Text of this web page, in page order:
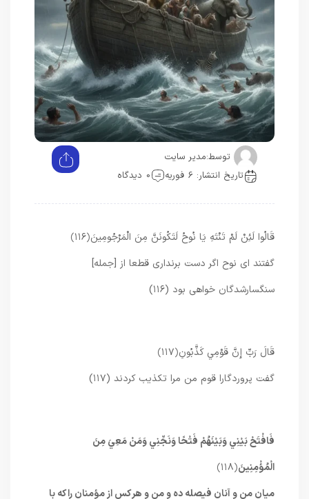
توسط:مدیر سایت
تاریخ انتشار: 6 فوریه
0 دیدگاه
قَالُوا لَئِنْ لَمْ تَنْتَهِ يَا نُوحُ لَتَكُونَنَّ مِنَ الْمَرْجُومِينَ﴿۱۱۶﴾
گفتند اى نوح اگر دست برندارى قطعا از [جمله]
سنگسارشدگان خواهى بود (۱۱۶)
قَالَ رَبِّ إِنَّ قَوْمِي كَذَّبُونِ﴿۱۱۷﴾
گفت پروردگارا قوم من مرا تكذيب كردند (۱۱۷)
فَافْتَحْ بَيْنِي وَبَيْنَهُمْ فَتْحًا وَنَجِّنِي وَمَنْ مَعِيَ مِنَ
الْمُؤْمِنِينَ﴿۱۱۸﴾
ميان من و آنان فيصله ده و من و هر كس از مؤمنان را كه با